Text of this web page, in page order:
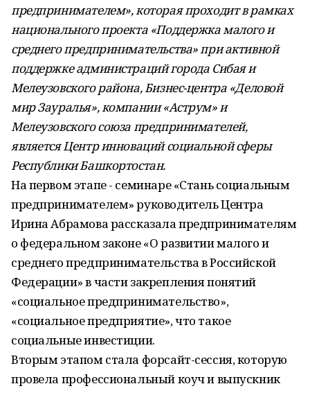
предпринимателем», которая проходит в рамках
национального проекта «Поддержка малого и
среднего предпринимательства» при активной
поддержке администраций города Сибая и
Мелеузовского района, Бизнес-центра «Деловой
мир Зауралья», компании «Аструм» и
Мелеузовского союза предпринимателей,
является Центр инноваций социальной сферы
Республики Башкортостан.
На первом этапе - семинаре «Стань социальным
предпринимателем» руководитель Центра
Ирина Абрамова рассказала предпринимателям
о федеральном законе «О развитии малого и
среднего предпринимательства в Российской
Федерации» в части закрепления понятий
«социальное предпринимательство»,
«социальное предприятие», что такое
социальные инвестиции.
Вторым этапом стала форсайт-сессия, которую
провела профессиональный коуч и выпускник